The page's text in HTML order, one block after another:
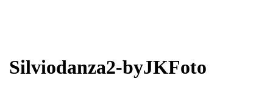
Silviodanza2-byJKFoto